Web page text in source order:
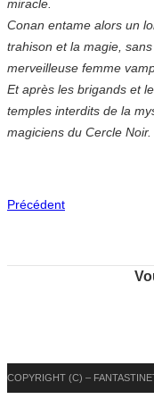
miracle.
Conan entame alors un
trahison et la magie,
merveilleuse femme
Et après les brigands et
temples interdits de la
magiciens du Cercle Noir.
Précédent
COPYRIGHT (C) –